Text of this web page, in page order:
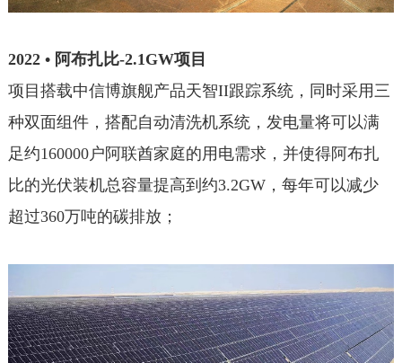
2022 • 阿布扎比-2.1GW项目
项目搭载中信博旗舰产品天智II跟踪系统，同时采用三
种双面组件，搭配自动清洗机系统，发电量将可以满
足约160000户阿联酋家庭的用电需求，并使得阿布扎
比的光伏装机总容量提高到约3.2GW，每年可以减少
超过360万吨的碳排放；